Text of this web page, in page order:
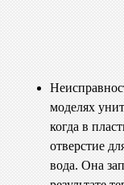
моделях
когда в
отверстие
вода. Она